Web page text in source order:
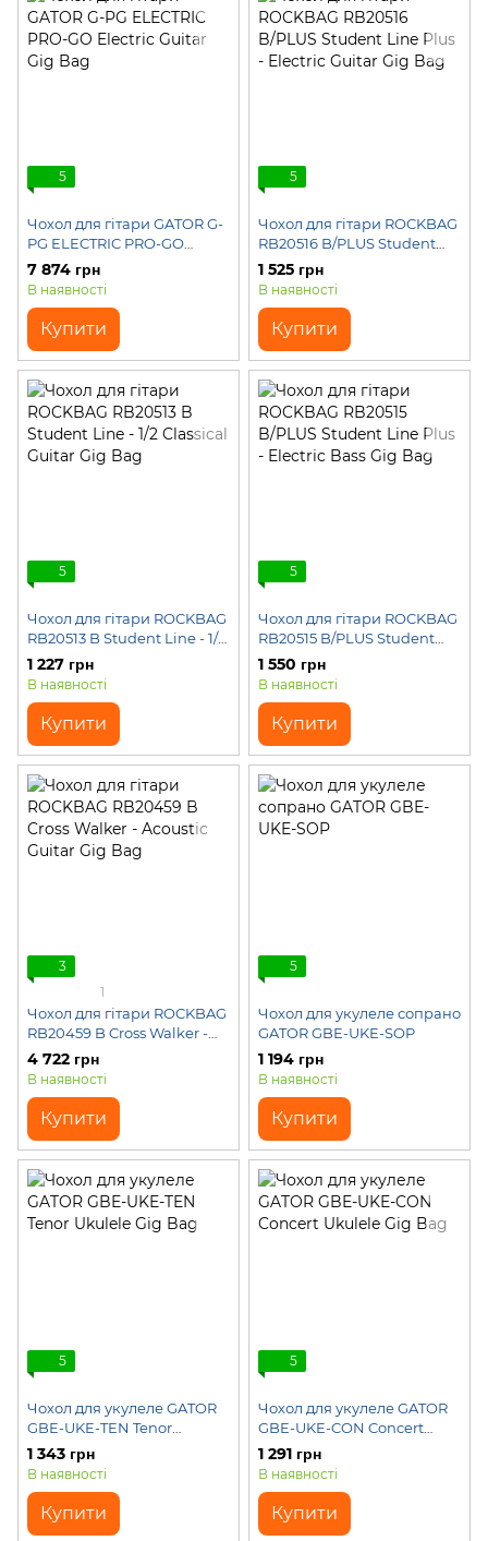
5
Чохол для гітари GATOR G-
PG ELECTRIC PRO-GO
Electric Guitar Gig Bag
7 874 грн
В наявності
Купити
5
Чохол для гітари ROCKBAG
RB20516 B/PLUS Student
Line Plus - Electric Guitar
Gig Bag
1 525 грн
В наявності
Купити
5
Чохол для гітари ROCKBAG
RB20513 B Student Line - 1/2
Classical Guitar Gig Bag
1 227 грн
В наявності
Купити
5
Чохол для гітари ROCKBAG
RB20515 B/PLUS Student
Line Plus - Electric Bass Gig
Bag
1 550 грн
В наявності
Купити
3
1
Чохол для гітари ROCKBAG
RB20459 B Cross Walker -
Acoustic Guitar Gig Bag
4 722 грн
В наявності
Купити
5
Чохол для укулеле сопрано
GATOR GBE-UKE-SOP
1 194 грн
В наявності
Купити
5
Чохол для укулеле GATOR
GBE-UKE-TEN Tenor
Ukulele Gig Bag
1 343 грн
В наявності
Купити
5
Чохол для укулеле GATOR
GBE-UKE-CON Concert
Ukulele Gig Bag
1 291 грн
В наявності
Купити